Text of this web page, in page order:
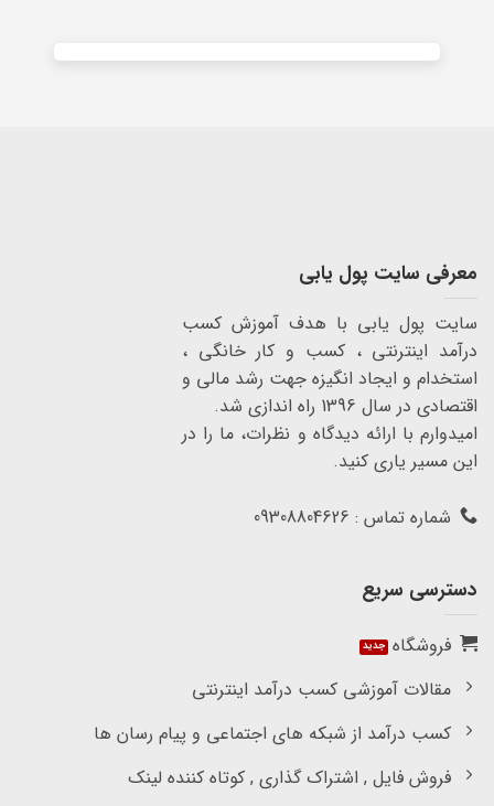
معرفی سایت پول یابی
سایت پول یابی با هدف آموزش کسب
درآمد اینترنتی ، کسب و کار خانگی ،
استخدام و ایجاد انگیزه جهت رشد مالی و
اقتصادی در سال 1396 راه اندازی شد.
امیدوارم با ارائه دیدگاه و نظرات، ما را در
این مسیر یاری کنید.
شماره تماس : 09308804626
دسترسی سریع
فروشگاه
مقالات آموزشی کسب درآمد اینترنتی
کسب درآمد از شبکه های اجتماعی و پیام رسان ها
فروش فایل , اشتراک گذاری , کوتاه کننده لینک